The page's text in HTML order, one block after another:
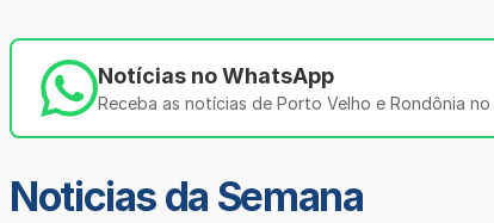
Notícias no WhatsApp
Receba as notícias de Porto Velho e Rondônia no
Noticias da Semana